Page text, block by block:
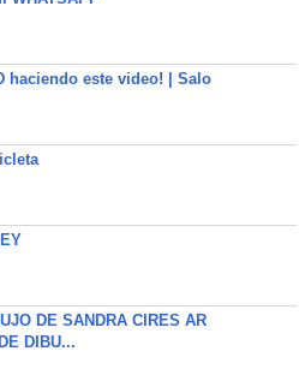
haciendo este video! | Salo
DE SANDRA CIRES AR
DIBU...